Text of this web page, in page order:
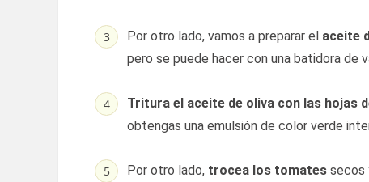
Por otro lado, vamos a preparar el aceite
pero se puede hacer con una batidora de
Tritura el aceite de oliva con las hojas
obtengas una emulsión de color verde
Por otro lado, trocea los tomates secos